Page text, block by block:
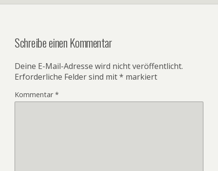
Schreibe einen Kommentar
Deine E-Mail-Adresse wird nicht veröffentlicht.
Erforderliche Felder sind mit* markiert
Kommentar*